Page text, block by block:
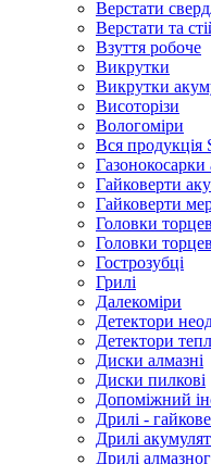
Верстати
Верстати та
Взуття робоче
Викрутки
Викрутки
Висоторізи
Вологоміри
Вся
Газонокосарки
Гайковерти
Гайковерти
Головки
Головки
Гострозубці
Грилі
Далекоміри
Детектори
Детектори
Диски алмазні
Диски пилкові
Допоміжний
Дрилі -
Дрилі
Дрилі